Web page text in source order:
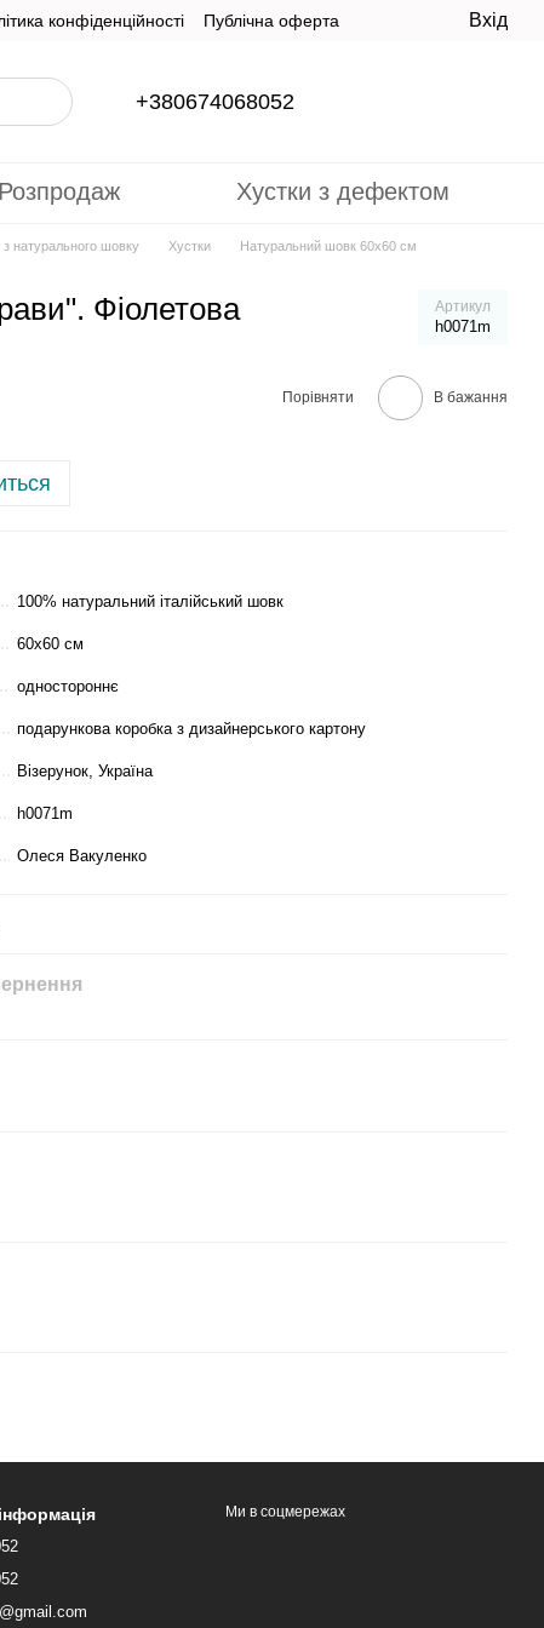
конфіденційності Публічна оферта Вхід
+380674068052
Розпродаж Хустки з дефектом
з натурального шовку Хустки
Натуральний шовк 60х60 см
Фіолетова Артикул
h0071m
Порівняти В бажання
100% натуральний італійський шовк
60х60 см
одностороннє
подарункова коробка з дизайнерського картону
Візерунок, Україна
h0071m
Олеся Вакуленко
Ми в соцмережах